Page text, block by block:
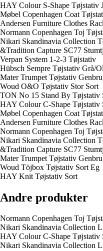
HAY Colour S-Shape Tøjstativ
Møbel Copenhagen Coat
Andersen Furniture Clothes
Normann Copenhagen Toj
Nikari Skandinavia Collection
&Tradition Capture SC77
Verpan System 1-2-3 Tøjstativ
Hübsch Sempre Tøjstativ Grå/
Mater Trumpet Tøjstativ
Woud O&O Tøjstativ Stor Sort
TON No 15 Stand By Tøjstativ
HAY Colour C-Shape Tøjstativ
Møbel Copenhagen Coat
Andersen Furniture Clothes
Normann Copenhagen Toj
Nikari Skandinavia Collection
&Tradition Capture SC77
Mater Trumpet Tøjstativ
Woud Töjbox Tøjstativ Sort Eg
HAY Knit Tøjstativ Sort
Andre produkter
Normann Copenhagen Toj
Nikari Skandinavia Collection
HAY Colour C-Shape Tøjstativ
Nikari Skandinavia Collection